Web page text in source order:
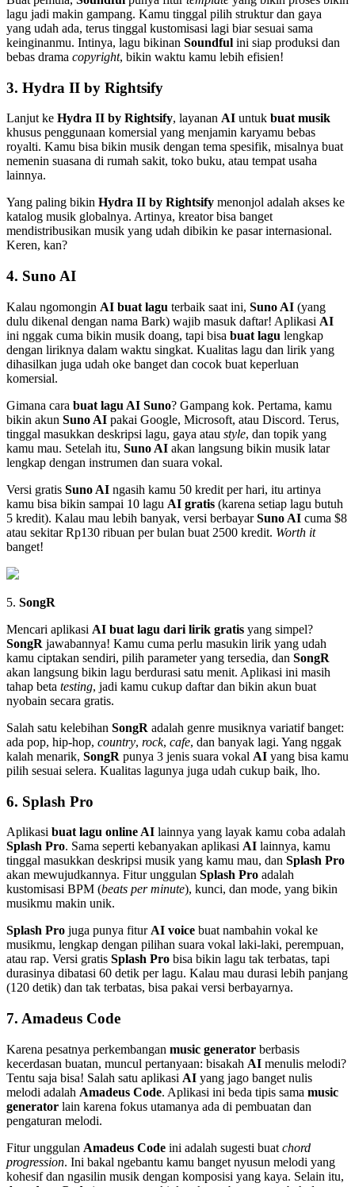
lagu jadi makin gampang. Kamu tinggal pilih struktur dan gaya
yang udah ada, terus tinggal kustomisasi lagi biar sesuai sama
keinginanmu. Intinya, lagu bikinan Soundful ini siap produksi dan
bebas drama copyright, bikin waktu kamu lebih efisien!
3. Hydra II by Rightsify
Lanjut ke Hydra II by Rightsify, layanan AI untuk buat musik
khusus penggunaan komersial yang menjamin karyamu bebas
royalti. Kamu bisa bikin musik dengan tema spesifik, misalnya buat
nemenin suasana di rumah sakit, toko buku, atau tempat usaha
lainnya.
Yang paling bikin Hydra II by Rightsify menonjol adalah akses ke
katalog musik globalnya. Artinya, kreator bisa banget
mendistribusikan musik yang udah dibikin ke pasar internasional.
Keren, kan?
4. Suno AI
Kalau ngomongin AI buat lagu terbaik saat ini, Suno AI (yang
dulu dikenal dengan nama Bark) wajib masuk daftar! Aplikasi AI
ini nggak cuma bikin musik doang, tapi bisa buat lagu lengkap
dengan liriknya dalam waktu singkat. Kualitas lagu dan lirik yang
dihasilkan juga udah oke banget dan cocok buat keperluan
komersial.
Gimana cara buat lagu AI Suno? Gampang kok. Pertama, kamu
bikin akun Suno AI pakai Google, Microsoft, atau Discord. Terus,
tinggal masukkan deskripsi lagu, gaya atau style, dan topik yang
kamu mau. Setelah itu, Suno AI akan langsung bikin musik latar
lengkap dengan instrumen dan suara vokal.
Versi gratis Suno AI ngasih kamu 50 kredit per hari, itu artinya
kamu bisa bikin sampai 10 lagu AI gratis (karena setiap lagu butuh
5 kredit). Kalau mau lebih banyak, versi berbayarSuno AI cuma $8
atau sekitar Rp130 ribuan per bulan buat 2500 kredit. Worth it
banget!
5. SongR
Mencari aplikasi AI buat lagu dari lirik gratis yang simpel?
SongR jawabannya! Kamu cuma perlu masukin lirik yang udah
kamu ciptakan sendiri, pilih parameter yang tersedia, dan SongR
akan langsung bikin lagu berdurasi satu menit. Aplikasi ini masih
tahap beta testing, jadi kamu cukup daftar dan bikin akun buat
nyobain secara gratis.
Salah satu kelebihan SongR adalah genre musiknya variatif banget:
ada pop, hip-hop, country, rock, cafe, dan banyak lagi. Yang nggak
kalah menarik, SongR punya 3 jenis suara vokal AI yang bisa kamu
pilih sesuai selera. Kualitas lagunya juga udah cukup baik, lho.
6. Splash Pro
Aplikasi buat lagu online AI lainnya yang layak kamu coba adalah
Splash Pro. Sama seperti kebanyakan aplikasi AI lainnya, kamu
tinggal masukkan deskripsi musik yang kamu mau, dan Splash Pro
akan mewujudkannya. Fitur unggulan Splash Pro adalah
kustomisasi BPM (beats per minute), kunci, dan mode, yang bikin
musikmu makin unik.
Splash Pro juga punya fitur AI voice buat nambahin vokal ke
musikmu, lengkap dengan pilihan suara vokal laki-laki, perempuan,
atau rap. Versi gratis Splash Pro bisa bikin lagu tak terbatas, tapi
durasinya dibatasi 60 detik per lagu. Kalau mau durasi lebih panjang
(120 detik) dan tak terbatas, bisa pakai versi berbayarnya.
7. Amadeus Code
Karena pesatnya perkembangan music generator berbasis
kecerdasan buatan, muncul pertanyaan: bisakah AI menulis melodi?
Tentu saja bisa! Salah satu aplikasi AI yang jago banget nulis
melodi adalah Amadeus Code. Aplikasi ini beda tipis sama music
generator lain karena fokus utamanya ada di pembuatan dan
pengaturan melodi.
Fitur unggulan Amadeus Code ini adalah sugesti buat chord
progression. Ini bakal ngebantu kamu banget nyusun melodi yang
kohesif dan ngasilin musik dengan komposisi yang kaya. Selain itu,